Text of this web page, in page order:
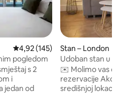
Prosječna ocjena: 4,92/5,
4,92 (145)
pogledom
s 2
i
jedan od
Stan – London
Udoban stan u
Bena
✉️ Molimo vas da
rezervacije Ako tražite udoban stan na
središnjoj lokaciji